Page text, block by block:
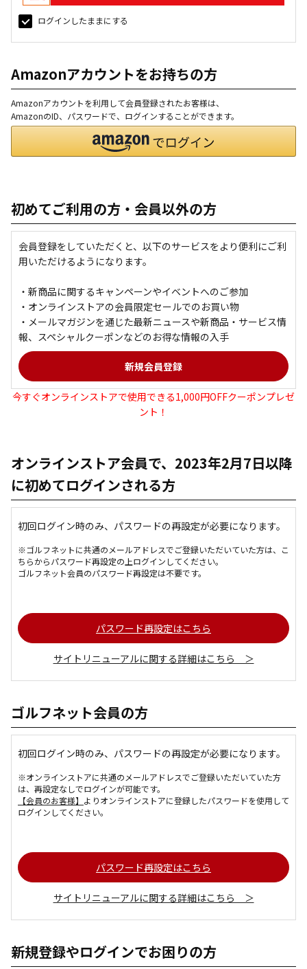
ログインしたままにする
Amazonアカウントをお持ちの方
Amazonアカウントを利用して会員登録されたお客様は、
AmazonのID、パスワードで、ログインすることができます。
初めてご利用の方・会員以外の方
会員登録をしていただくと、以下のサービスをより便利にご利
用いただけるようになります。
・新商品に関するキャンペーンやイベントへのご参加
・オンラインストアの会員限定セールでのお買い物
・メールマガジンを通じた最新ニュースや新商品・サービス情
報、スペシャルクーポンなどのお得な情報の入手
今すぐオンラインストアで使用できる1,000円OFFクーポンプレゼ
ント！
オンラインストア会員で、2023年2月7日以降
に初めてログインされる方
初回ログイン時のみ、パスワードの再設定が必要になります。
※ゴルフネットに共通のメールアドレスでご登録いただいていた方は、こ
ちらからパスワード再設定の上ログインしてください。
ゴルフネット会員のパスワード再設定は不要です。
パスワード再設定はこちら
サイトリニューアルに関する詳細はこちら ＞
ゴルフネット会員の方
初回ログイン時のみ、パスワードの再設定が必要になります。
※オンラインストアに共通のメールアドレスでご登録いただいていた方
は、再設定なしでログインが可能です。
【会員のお客様】 よりオンラインストアに登録したパスワードを使用して
ログインしてください。
パスワード再設定はこちら
サイトリニューアルに関する詳細はこちら ＞
新規登録やログインでお困りの方